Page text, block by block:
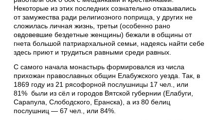
Некоторые из этих последних сознательно отказывались
от замужества ради религиозного поприща, у других не
сложилась личная жизнь, третьи (особенно рано
овдовевшие бездетные женщины) бежали в общины от
гнета большой патриархальной семьи, надеясь найти себе
здесь приют и трудиться равными среди равных.
С самого начала монастырь формировался из числа
прихожан православных общин Елабужского уезда. Так, в
1869 году из 21 рясофорной послушницы 17 чел., или
81% были из сёл и городов Вятской губернии (Елабуги,
Сарапула, Слободского, Еранска), а из 80 белиц
послушниц — 67 чел., или 84%.